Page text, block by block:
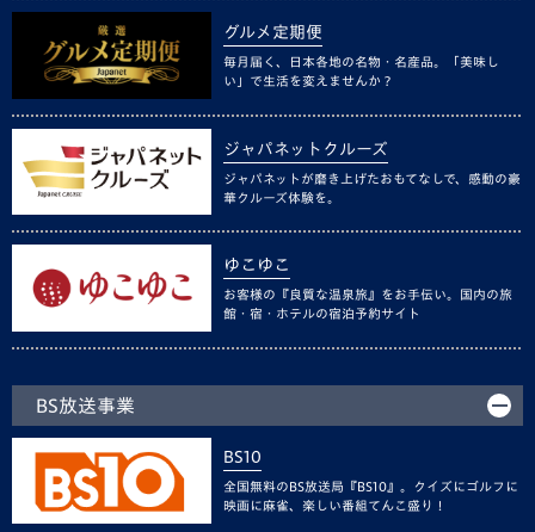
グルメ定期便
毎月届く、日本各地の名物・名産品。「美味し
い」で生活を変えませんか？
ジャパネットクルーズ
ジャパネットが磨き上げたおもてなしで、感動の豪
華クルーズ体験を。
ゆこゆこ
お客様の『良質な温泉旅』をお手伝い。国内の旅
館・宿・ホテルの宿泊予約サイト
BS放送事業
BS10
全国無料のBS放送局『BS10』。クイズにゴルフに
映画に麻雀、楽しい番組てんこ盛り！